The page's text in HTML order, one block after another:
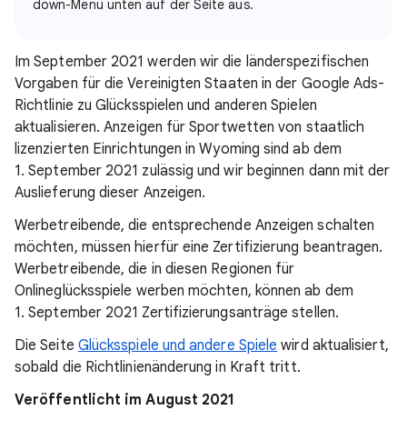
down-Menü unten auf der Seite aus.
Im September 2021 werden wir die länderspezifischen
Vorgaben für die Vereinigten Staaten in der Google Ads-
Richtlinie zu Glücksspielen und anderen Spielen
aktualisieren. Anzeigen für Sportwetten von staatlich
lizenzierten Einrichtungen in Wyoming sind ab dem
1. September 2021 zulässig und wir beginnen dann mit der
Auslieferung dieser Anzeigen.
Werbetreibende, die entsprechende Anzeigen schalten
möchten, müssen hierfür eine Zertifizierung beantragen.
Werbetreibende, die in diesen Regionen für
Onlineglücksspiele werben möchten, können ab dem
1. September 2021 Zertifizierungsanträge stellen.
Die Seite Glücksspiele und andere Spiele wird aktualisiert,
sobald die Richtlinienänderung in Kraft tritt.
Veröffentlicht im August 2021